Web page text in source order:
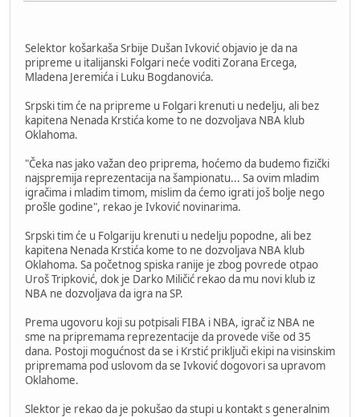
Selektor košarkaša Srbije Dušan Ivković objavio je da na
pripreme u italijanski Folgari neće voditi Zorana Ercega,
Mladena Jeremića i Luku Bogdanovića.
Srpski tim će na pripreme u Folgari krenuti u nedelju, ali bez
kapitena Nenada Krstića kome to ne dozvoljava NBA klub
Oklahoma.
"Čeka nas jako važan deo priprema, hoćemo da budemo fizički
najspremija reprezentacija na šampionatu... Sa ovim mladim
igračima i mladim timom, mislim da ćemo igrati još bolje nego
prošle godine", rekao je Ivković novinarima.
Srpski tim će u Folgariju krenuti u nedelju popodne, ali bez
kapitena Nenada Krstića kome to ne dozvoljava NBA klub
Oklahoma. Sa početnog spiska ranije je zbog povrede otpao
Uroš Tripković, dok je Darko Miličić rekao da mu novi klub iz
NBA ne dozvoljava da igra na SP.
Prema ugovoru koji su potpisali FIBA i NBA, igrač iz NBA ne
sme na pripremama reprezentacije da provede više od 35
dana. Postoji mogućnost da se i Krstić priključi ekipi na visinskim
pripremama pod uslovom da se Ivković dogovori sa upravom
Oklahome.
Slektor je rekao da je pokušao da stupi u kontakt s generalnim